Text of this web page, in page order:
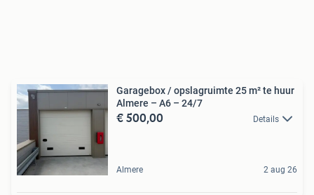
Garagebox / opslagruimte 25 m² te huur
Almere – A6 – 24/7
€ 500,00 Details
Almere 2 aug 26